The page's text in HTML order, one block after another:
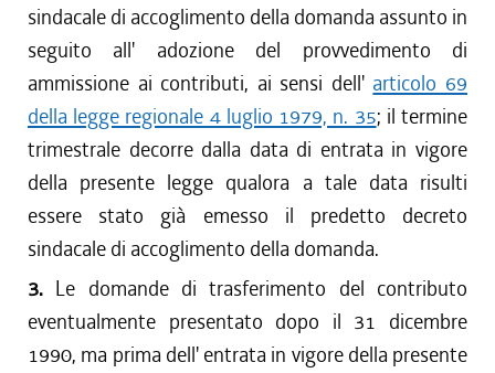
sindacale di accoglimento della domanda assunto in
seguito all' adozione del provvedimento di
ammissione ai contributi, ai sensi dell' articolo 69
della legge regionale 4 luglio 1979, n. 35; il termine
trimestrale decorre dalla data di entrata in vigore
della presente legge qualora a tale data risulti
essere stato già emesso il predetto decreto
sindacale di accoglimento della domanda.
3. Le domande di trasferimento del contributo
eventualmente presentato dopo il 31 dicembre
1990, ma prima dell' entrata in vigore della presente